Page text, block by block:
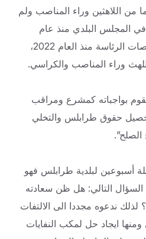
من اللاهثين وراء المناصب ولم
في المجلس البلدي منذ عام
١٩٩٨ وأننا لم نقبض مخصصات الرئاسة منذ العام 2022،
وراء المناصب والكراسي.
بواجباته كمشرع ومراقب
حقوق طرابلس والتخلي
أسبوعين لبلدية طرابلس فهو
السؤال التالي: هل ظن سعادته
لذلك ندعوه مجددا الى الالتفات
ايجاد حل لمكب النفايات